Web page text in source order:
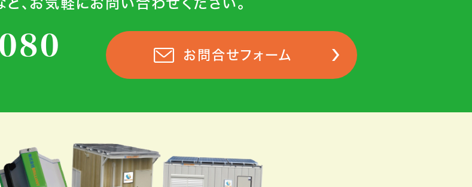
ど、お気軽にお問い合わせください。
お問合せフォーム